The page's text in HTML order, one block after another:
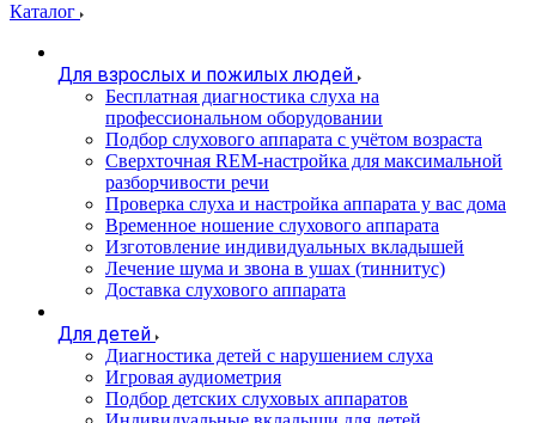
Каталог
Для взрослых и пожилых людей
Бесплатная диагностика слуха на
профессиональном оборудовании
Подбор слухового аппарата с учётом возраста
Сверхточная REM-настройка для максимальной
разборчивости речи
Проверка слуха и настройка аппарата у вас дома
Временное ношение слухового аппарата
Изготовление индивидуальных вкладышей
Лечение шума и звона в ушах (тиннитус)
Доставка слухового аппарата
Для детей
Диагностика детей с нарушением слуха
Игровая аудиометрия
Подбор детских слуховых аппаратов